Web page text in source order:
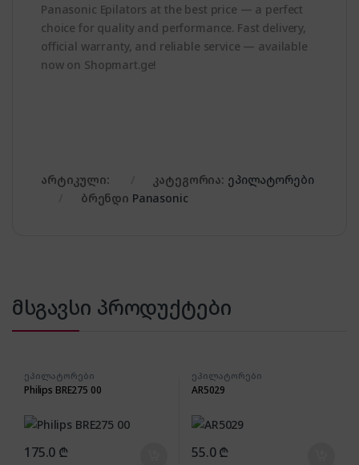
Panasonic Epilators at the best price — a perfect
choice for quality and performance. Fast delivery,
official warranty, and reliable service — available
now on Shopmart.ge!
არტიკული: კატეგორია: ეპილატორები
ბრენდი Panasonic
მსგავსი პროდუქტები
ეპილატორები
Philips BRE275 00
175.0 ₾
ეპილატორები
AR5029
55.0₾